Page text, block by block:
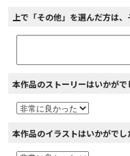
上で「その他」を選んだ方は、
本作品のストーリーはいかがで
本作品のイラストはいかがでし